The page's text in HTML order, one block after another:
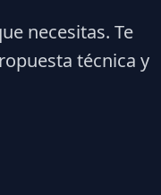
necesitas. Te
técnica y